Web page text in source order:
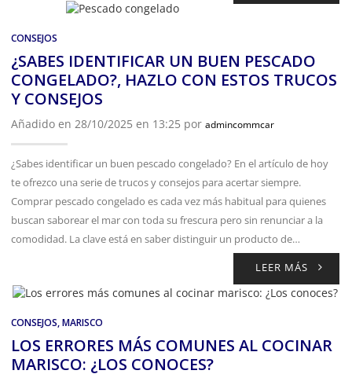
CONSEJOS
¿SABES IDENTIFICAR UN BUEN PESCADO
CONGELADO?, HAZLO CON ESTOS TRUCOS
Y CONSEJOS
Añadido en 28/10/2025 en 13:25 por admincommcar
¿Sabes identificar un buen pescado congelado? En el artículo de hoy
te ofrezco una serie de trucos y consejos para acertar siempre.
Comprar pescado congelado es cada vez más habitual para quienes
buscan saborear el mar con toda su frescura pero sin renunciar a la
comodidad. La clave está en saber distinguir un producto de…
LEER MÁS
CONSEJOS,MARISCO
LOS ERRORES MÁS COMUNES AL COCINAR
MARISCO: ¿LOS CONOCES?